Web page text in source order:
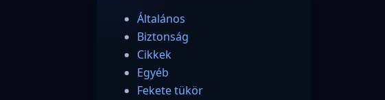
Általános
Biztonság
Cikkek
Egyéb
Fekete tükör